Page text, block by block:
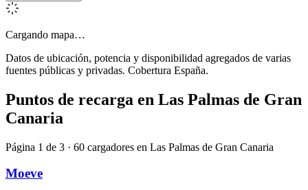
Cargando mapa…
Datos de ubicación, potencia y disponibilidad agregados de varias
fuentes públicas y privadas. Cobertura España.
Puntos de recarga en Las Palmas de Gran
Canaria
Página 1 de 3 · 60 cargadores en Las Palmas de Gran Canaria
Moeve